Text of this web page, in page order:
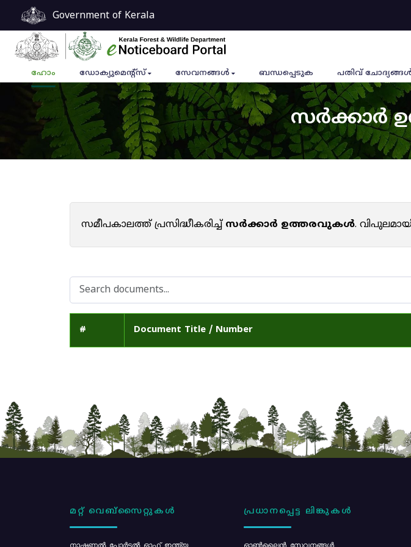
Government of Kerala
ഹോം ഡോക്യുമെൻ്റ്സ് സേവനങ്ങൾ ബന്ധപ്പെടുക പതിവ്
സർക്കാർ
സമീപകാലത്ത് പ്രസിദ്ധീകരിച്ച്സർക്കാർ ഉത്തരവുകൾ.
# Document Title / Number
മറ്റ് വെബ്സൈറ്റുകൾ
നാഷണൽ പോർട്ടൽ ഓഫ് ഇന്ത്യ
പ്രധാനപ്പെട്ട ലിങ്കുകൾ
ഓൺലൈൻ സേവനങ്ങൾ